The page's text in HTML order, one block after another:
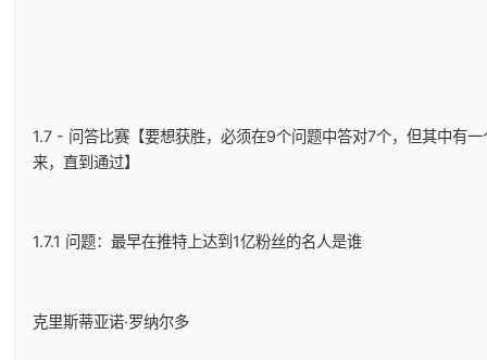
1.7 - 问答比赛【要想获胜，必须在9个问题中答对7个，但其中有
来，直到通过】
1.7.1 问题：最早在推特上达到1亿粉丝的名人是谁
克里斯蒂亚诺·罗纳尔多